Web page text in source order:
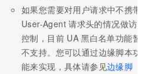
如果您需要对用户请求中不携带
User-Agent 请求头的情况做访问
控制，目前 UA 黑白名单功能暂
不支持。您可以通过边缘脚本功
能来实现，具体请参见边缘脚